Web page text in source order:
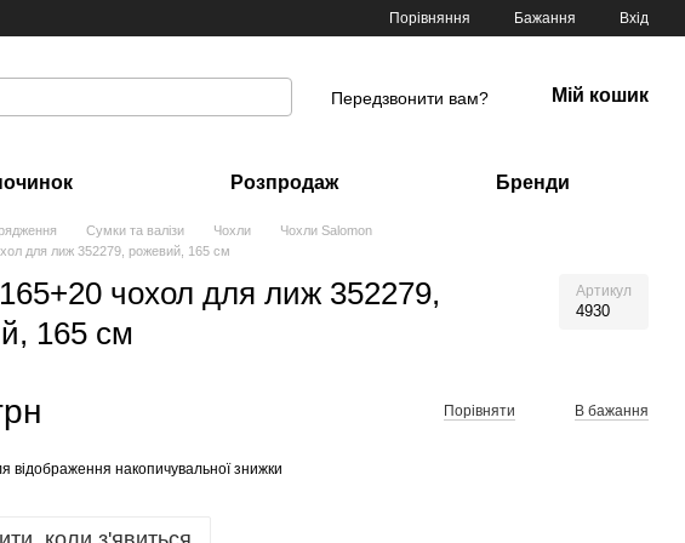
Порівняння Бажання Вхід
Передзвонити вам? Мій кошик
Розпродаж Бренди
Сумки та валізи Чохли
Чохли Salomon
для лиж 352279, рожевий, 165 см
чохол для лиж 352279,
165 см
Артикул
4930
Порівняти В бажання
відображення накопичувальної знижки